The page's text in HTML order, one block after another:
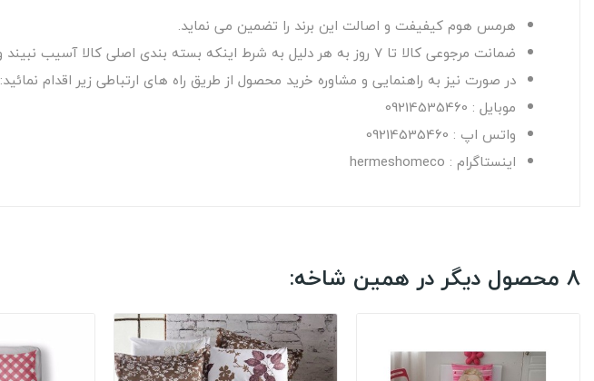
هرمس هوم کیفیفت و اصالت این برند را تضمین می نماید.
ضمانت مرجوعی کالا تا 7 روز به هر دلیل به شرط اینکه بسته بندی اصلی کالا آسیب نبیند و از محتویات آن استفاده نشده باشد.
در صورت نیز به راهنمایی و مشاوره خرید محصول از طریق راه های ارتباطی زیر اقدام نمائید:
موبایل : 09214535460
واتس اپ : 09214535460
اینستاگرام : hermeshomeco
8 محصول دیگر در همین شاخه: